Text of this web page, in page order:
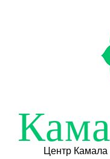
Центр